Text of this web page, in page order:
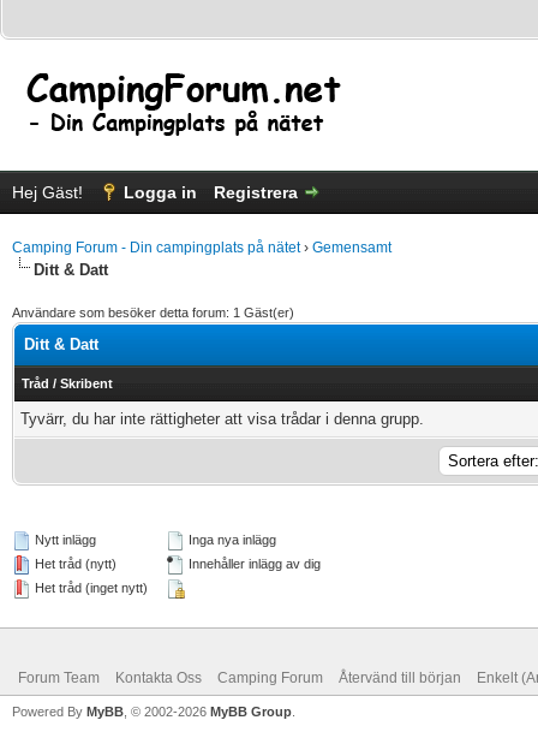
Hej Gäst! Logga in Registrera
Camping Forum - Din campingplats på nätet› Gemensamt
Ditt & Datt
Användare som besöker detta forum: 1 Gäst(er)
Ditt & Datt
Tråd / Skribent
Tyvärr, du har inte rättigheter att visa trådar i denna grupp.
Nytt inlägg
Het tråd (nytt)
Het tråd (inget nytt)
Inga nya inlägg
Innehåller inlägg av dig
Forum Team Kontakta Oss Camping Forum Återvänd till början Enkelt
Powered By MyBB , © 2002-2026 MyBB Group